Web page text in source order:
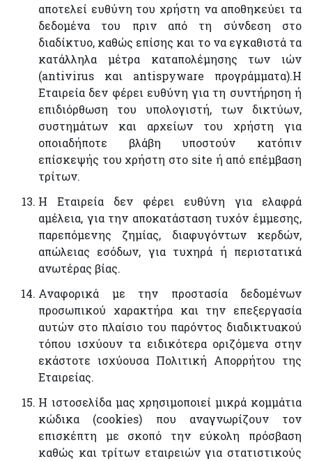
αποτελεί ευθύνη του χρήστη να αποθηκεύει τα
δεδομένα του πριν από τη σύνδεση στο
διαδίκτυο, καθώς επίσης και το να εγκαθιστά τα
κατάλληλα μέτρα καταπολέμησης των ιών
(antivirus και antispyware προγράμματα).Η
Εταιρεία δεν φέρει ευθύνη για τη συντήρηση ή
επιδιόρθωση του υπολογιστή, των δικτύων,
συστημάτων και αρχείων του χρήστη για
οποιαδήποτε βλάβη υποστούν κατόπιν
επίσκεψής του χρήστη στο site ή από επέμβαση
τρίτων.
Η Εταιρεία δεν φέρει ευθύνη για ελαφρά
αμέλεια, για την αποκατάσταση τυχόν έμμεσης,
παρεπόμενης ζημίας, διαφυγόντων κερδών,
απώλειας εσόδων, για τυχηρά ή περιστατικά
ανωτέρας βίας.
Αναφορικά με την προστασία δεδομένων
προσωπικού χαρακτήρα και την επεξεργασία
αυτών στο πλαίσιο του παρόντος διαδικτυακού
τόπου ισχύουν τα ειδικότερα οριζόμενα στην
εκάστοτε ισχύουσα Πολιτική Απορρήτου της
Εταιρείας.
Η ιστοσελίδα μας χρησιμοποιεί μικρά κομμάτια
κώδικα (cookies) που αναγνωρίζουν τον
επισκέπτη με σκοπό την εύκολη πρόσβαση
καθώς και τρίτων εταιρειών για στατιστικούς